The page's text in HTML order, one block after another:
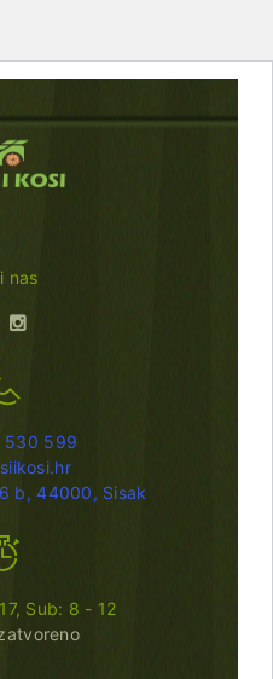
nas
530 599
b, 44000, Sisak
Sub: 8 - 12